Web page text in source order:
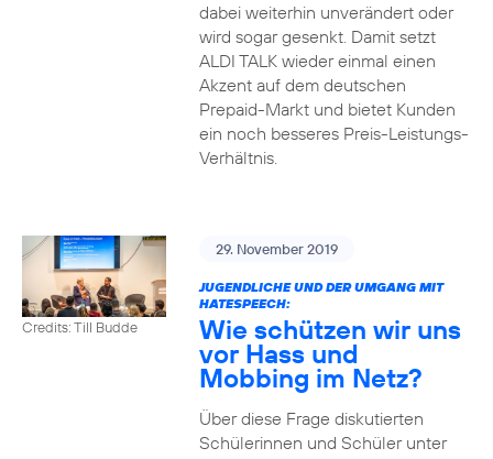
dabei weiterhin unverändert oder
wird sogar gesenkt. Damit setzt
ALDI TALK wieder einmal einen
Akzent auf dem deutschen
Prepaid-Markt und bietet Kunden
ein noch besseres Preis-Leistungs-
Verhältnis.
Credits: Till Budde
29. November 2019
JUGENDLICHE UND DER UMGANG MIT
HATESPEECH:
Wie schützen wir uns
vor Hass und
Mobbing im Netz?
Über diese Frage diskutierten
Schülerinnen und Schüler unter